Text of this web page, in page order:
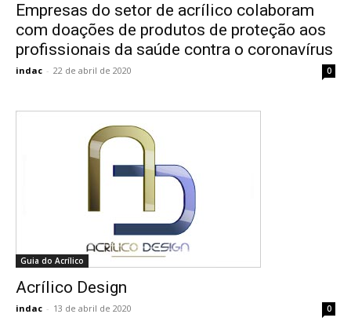
Empresas do setor de acrílico colaboram
com doações de produtos de proteção aos
profissionais da saúde contra o coronavírus
indac - 22 de abril de 2020 0
Guia do Acrílico
Acrílico Design
indac - 13 de abril de 2020 0